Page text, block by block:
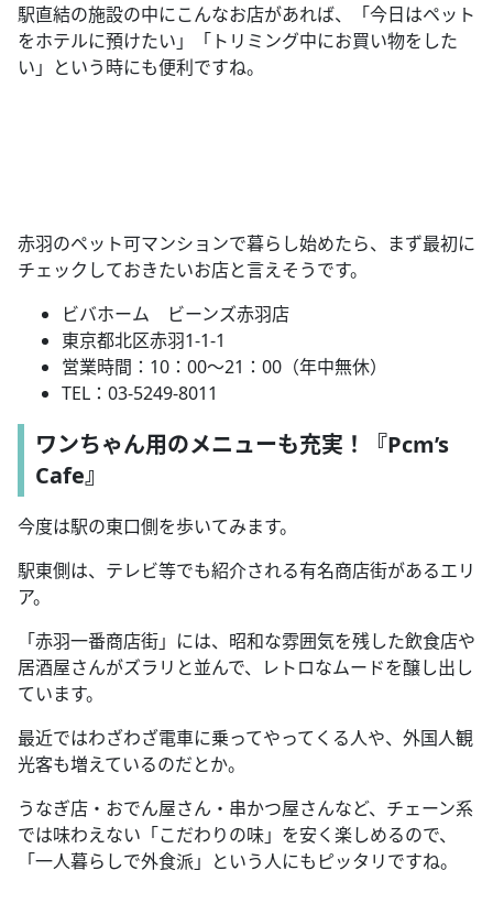
駅直結の施設の中にこんなお店があれば、「今日はペット
をホテルに預けたい」「トリミング中にお買い物をした
い」という時にも便利ですね。
赤羽のペット可マンションで暮らし始めたら、まず最初に
チェックしておきたいお店と言えそうです。
ビバホーム ビーンズ赤羽店
東京都北区赤羽1-1-1
営業時間： 10 ： 00～21 ： 00 （年中無休）
TEL ： 03-5249-8011
ワンちゃん用のメニューも充実！『Pcm’s
Cafe』
今度は駅の東口側を歩いてみます。
駅東側は、テレビ等でも紹介される有名商店街があるエリ
ア。
「赤羽一番商店街」には、昭和な雰囲気を残した飲食店や
居酒屋さんがズラリと並んで、レトロなムードを醸し出し
ています。
最近ではわざわざ電車に乗ってやってくる人や、外国人観
光客も増えているのだとか。
うなぎ店・おでん屋さん・串かつ屋さんなど、チェーン系
では味わえない「こだわりの味」を安く楽しめるので、
「一人暮らしで外食派」という人にもピッタリですね。